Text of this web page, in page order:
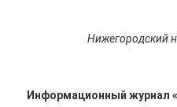
Нижегородский
Информационный журнал